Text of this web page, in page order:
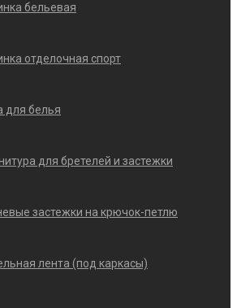
бельевая
отделочная спорт
для белья
для бретелей и застежки
застежки на крючок-петлю
лента (под каркасы)